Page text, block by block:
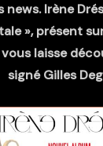
news. Irène
», présent
vous laisse
signé Gilles